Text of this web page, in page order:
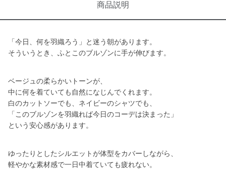
商品説明
「今日、何を羽織ろう」と迷う朝があります。
そういうとき、ふとこのブルゾンに手が伸びます。
ベージュの柔らかいトーンが、
中に何を着ていても自然になじんでくれます。
白のカットソーでも、ネイビーのシャツでも、
「このブルゾンを羽織れば今日のコーデは決まった」
という安心感があります。
ゆったりとしたシルエットが体型をカバーしながら、
軽やかな素材感で一日中着ていても疲れない。